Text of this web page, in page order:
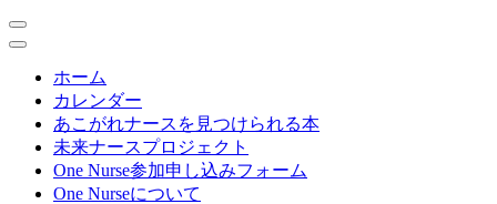
ホーム
カレンダー
あこがれナースを見つけられる本
未来ナースプロジェクト
One Nurse参加申し込みフォーム
One Nurseについて